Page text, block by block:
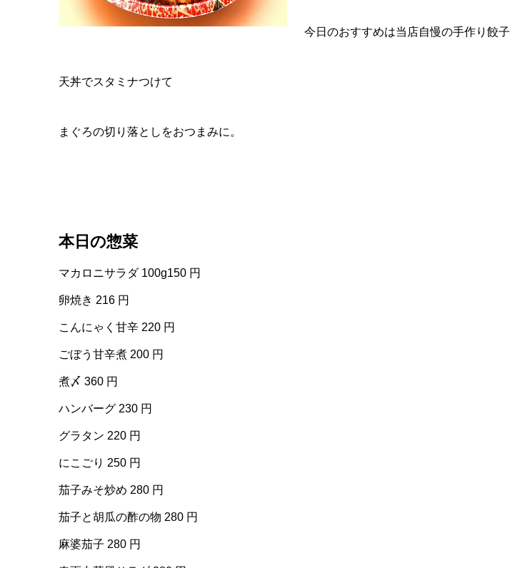
今日のおすすめは当店自慢の手作り餃子
天丼でスタミナつけて
まぐろの切り落としをおつまみに。
本日の惣菜
マカロニサラダ 100g150 円
卵焼き 216 円
こんにゃく甘辛 220 円
ごぼう甘辛煮 200 円
煮〆 360 円
ハンバーグ 230 円
グラタン 220 円
にこごり 250 円
茄子みそ炒め 280 円
茄子と胡瓜の酢の物 280 円
麻婆茄子 280 円